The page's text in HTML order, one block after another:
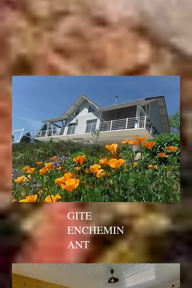
Titre 2
GITE
ENCHEMIN
ANT